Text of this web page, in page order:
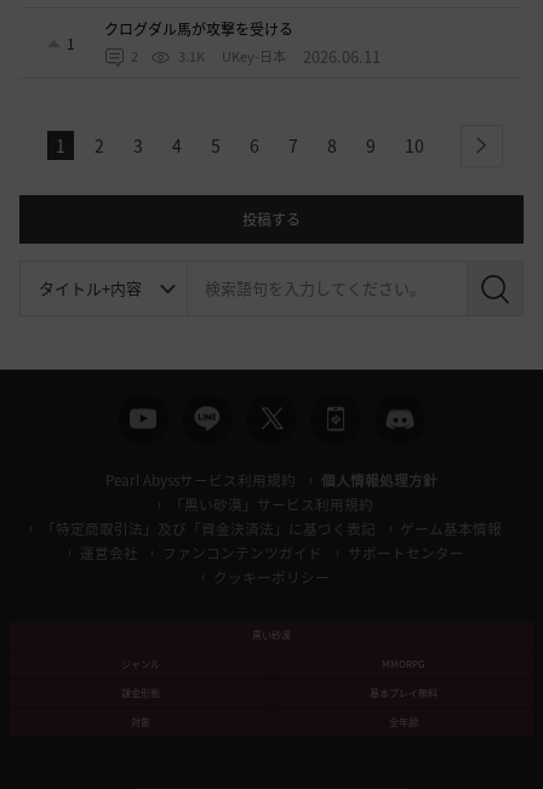
1
クログダル馬が攻撃を受ける
2 3.1K UKey-日本 2026.06.11
1 2 3 4 5 6 7 8 9 10 next
投稿する
検
Pearl Abyssサービス利用規約
個人情報処理方針
「黒い砂漠」サービス利用規約
「特定商取引法」及び「資金決済法」に基づく表記
ゲーム基本情報
運営会社
ファンコンテンツガイド
サポートセンター
クッキーポリシー
黒い砂漠
ジャンル
MMORPG
課金形態
基本プレイ無料
対象
全年齢